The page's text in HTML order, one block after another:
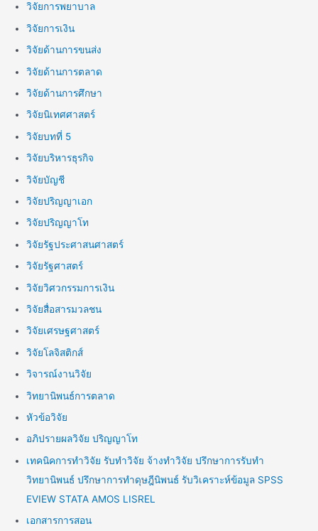
วิจัยการพยาบาล
วิจัยการเงิน
วิจัยด้านการขนส่ง
วิจัยด้านการตลาด
วิจัยด้านการศึกษา
วิจัยนิเทศศาสตร์
วิจัยบทที่ 5
วิจัยบริหารธุรกิจ
วิจัยบัญชี
วิจัยปริญญาเอก
วิจัยปริญญาโท
วิจัยรัฐประศาสนศาสตร์
วิจัยรัฐศาสตร์
วิจัยวิศวกรรมการเงิน
วิจัยสื่อสารมวลชน
วิจัยเศรษฐศาสตร์
วิจัยโลจิสติกส์
วิจารณ์งานวิจัย
วิทยานิพนธ์การตลาด
หัวข้อวิจัย
อภิปรายผลวิจัย ปริญญาโท
เทคนิคการทำวิจัย รับทำวิจัย จ้างทำวิจัย ปรึกษาการรับทำ
วิทยานิพนธ์ ปรึกษาการทำดุษฎีนิพนธ์ รับวิเคราะห์ข้อมูล SPSS
EVIEW STATA AMOS LISREL
เอกสารการสอน